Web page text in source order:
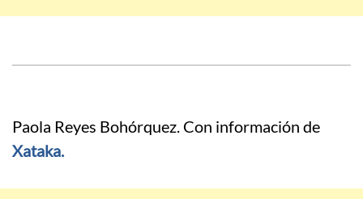
Paola Reyes Bohórquez. Con información de
Xataka.